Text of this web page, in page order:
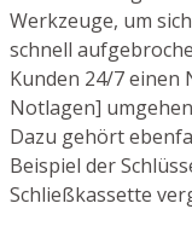
Werkzeuge, um
schnell
Kunden 24/7 einen
Notlagen]
Dazu gehört
Beispiel der
Schließkassette